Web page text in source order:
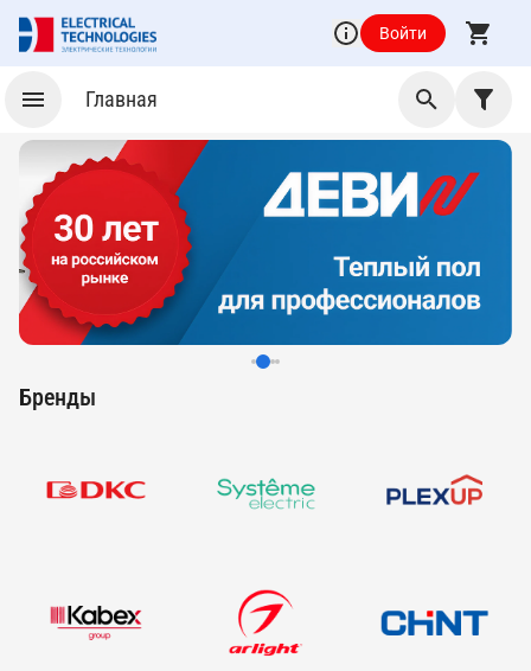
Войти
Главная
Бренды